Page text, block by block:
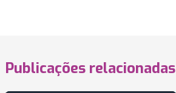
Publicações relacionadas